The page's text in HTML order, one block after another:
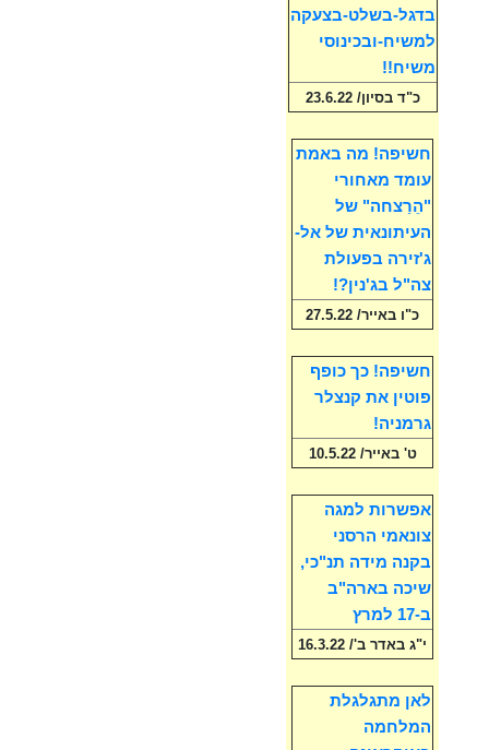
בדגל-בשלט-בצעקה
למשיח-ובכינוסי
משיח!!
כ"ד בסיון/ 23.6.22
חשיפה! מה באמת
עומד מאחורי
"הֵרַצחה" של
העיתונאית של אל-
ג'זירה בפעולת
צה"ל בג'נין?!
כ"ו באייר/ 27.5.22
חשיפה! כך כופף
פוטין את קנצלר
גרמניה!
ט' באייר/ 10.5.22
אפשרות למגה
צונאמי הרסני
בקנה מידה תנ"כי,
שיכה בארה"ב
ב-17 למרץ
י"ג באדר ב'/ 16.3.22
לאן מתגלגלת
המלחמה